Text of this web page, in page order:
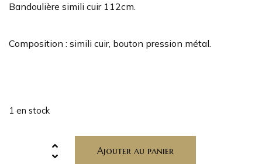
Bandoulière simili cuir 112cm.
Composition : simili cuir, bouton pression métal.
1 en stock
Ajouter au panier